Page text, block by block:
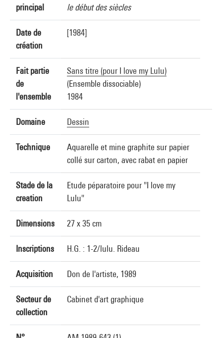
principal
le début des siècles
Date de
création
[1984]
Fait partie
de
l'ensemble
Sans titre (pour I love my Lulu)
(Ensemble dissociable)
1984
Domaine Dessin
Technique
Aquarelle et mine graphite sur papier
collé sur carton, avec rabat en papier
Stade de la
creation
Etude péparatoire pour "I love my
Lulu"
Dimensions 27 x 35 cm
Inscriptions H.G. : 1-2/lulu. Rideau
Acquisition Don de l'artiste, 1989
Secteur de
collection
Cabinet d'art graphique